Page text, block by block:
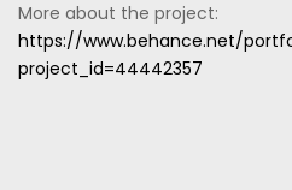
More about the project:
https://www.behance.net/
project_id=44442357